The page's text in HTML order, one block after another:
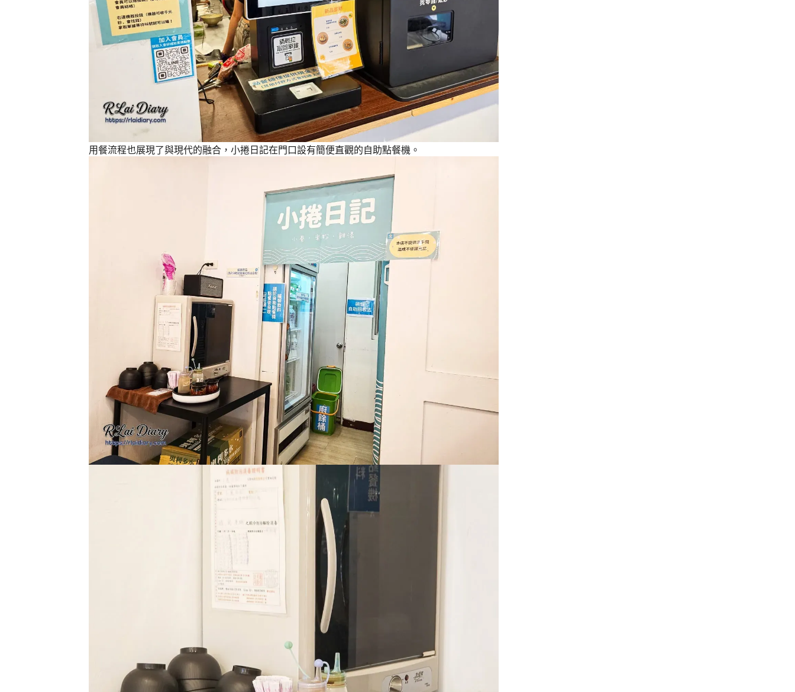
用餐流程也展現了與現代的融合，小捲日記在門口設有簡便直觀的自助點餐機。